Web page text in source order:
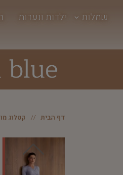
שמלות ילדות ונערות
blue
דף הבית קטלוג